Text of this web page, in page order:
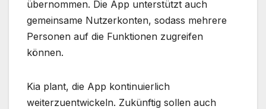
übernommen. Die App unterstützt auch
gemeinsame Nutzerkonten, sodass mehrere
Personen auf die Funktionen zugreifen
können.
Kia plant, die App kontinuierlich
weiterzuentwickeln. Zukünftig sollen auch